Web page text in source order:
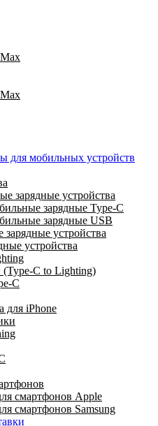
для мобильных устройств
зарядные устройства
зарядные Type-C
зарядные USB
устройства
устройства
C to Lighting)
C
для iPhone
смартфонов Apple
смартфонов Samsung